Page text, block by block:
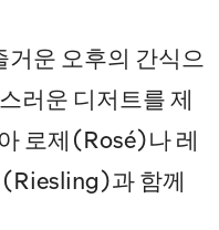
운 오후의 간식으
러운 디저트를 제
로제(Rosé)나 레
과 함께